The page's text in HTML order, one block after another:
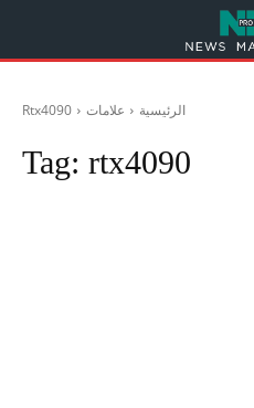
الرئيسية علامات Rtx4090
Tag: rtx4090